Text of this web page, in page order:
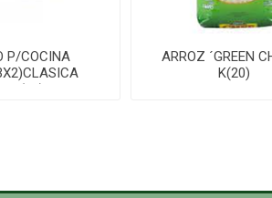
P/COCINA
ARROZ ´GREEN
K(20)